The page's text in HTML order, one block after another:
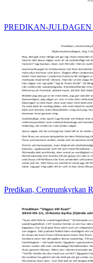
PREDIKAN-JULDAGEN
Predikan, Centrumkyrkan